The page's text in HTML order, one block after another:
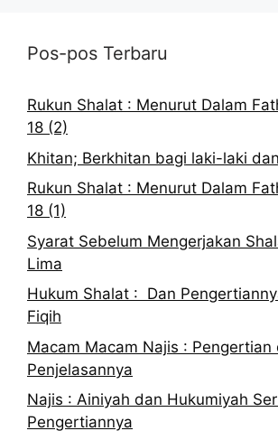
Pos-pos Terbaru
Rukun Shalat : Menurut Dalam
18 (2)
Khitan; Berkhitan bagi laki-laki
Rukun Shalat : Menurut Dalam
18 (1)
Syarat Sebelum Mengerjakan
Lima
Hukum Shalat : Dan
Fiqih
Macam Macam Najis : Pengertian
Penjelasannya
Najis : Ainiyah dan Hukumiyah
Pengertiannya